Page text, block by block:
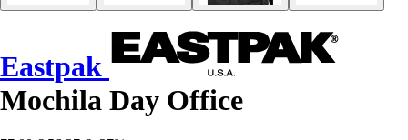
Eastpak
Mochila Day Office